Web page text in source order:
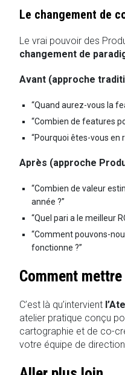
Le changement de
Le vrai pouvoir des
changement de
Avant (approche
“Quand aurez-vous la
“Combien de features
“Pourquoi êtes-vous en
Après (approche
“Combien de valeur
année ?”
“Quel pari a le meilleur
“Comment pouvons-
fonctionne ?”
Comment
C’est là qu’intervient
atelier pratique conçu
cartographie et de co-
votre équipe de